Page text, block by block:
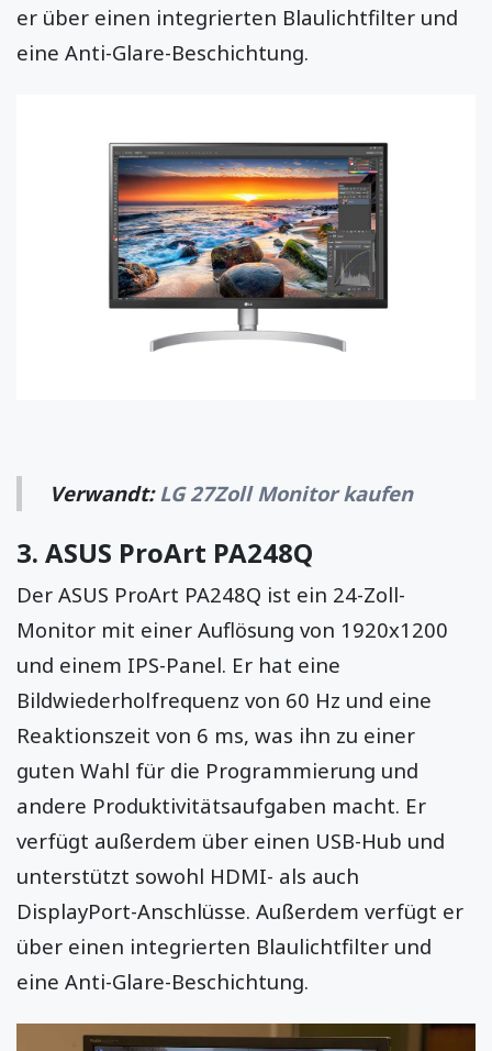
er über einen integrierten Blaulichtfilter und
eine Anti-Glare-Beschichtung.
Verwandt: LG 27Zoll Monitor kaufen
3. ASUS ProArt PA248Q
Der ASUS ProArt PA248Q ist ein 24-Zoll-
Monitor mit einer Auflösung von 1920x1200
und einem IPS-Panel. Er hat eine
Bildwiederholfrequenz von 60 Hz und eine
Reaktionszeit von 6 ms, was ihn zu einer
guten Wahl für die Programmierung und
andere Produktivitätsaufgaben macht. Er
verfügt außerdem über einen USB-Hub und
unterstützt sowohl HDMI- als auch
DisplayPort-Anschlüsse. Außerdem verfügt er
über einen integrierten Blaulichtfilter und
eine Anti-Glare-Beschichtung.